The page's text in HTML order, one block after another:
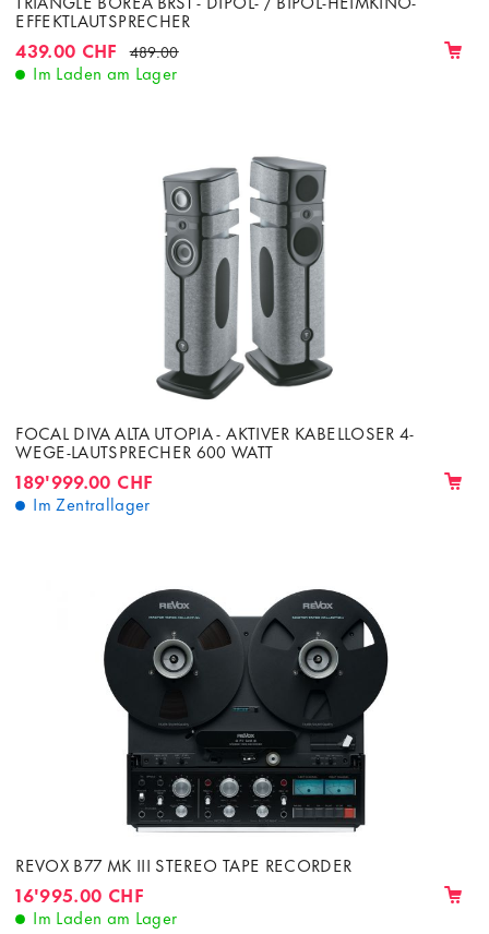
EFFEKTLAUTSPRECHER
439.00 CHF 489.00
Im Laden am Lager
FOCAL DIVA ALTA UTOPIA - AKTIVER KABELLOSER 4-
WEGE-LAUTSPRECHER 600 WATT
189'999.00 CHF
Im Zentrallager
REVOX B77 MK III STEREO TAPE RECORDER
16'995.00 CHF
Im Laden am Lager